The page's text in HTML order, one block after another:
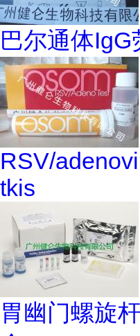
巴尔通体IgG
RSV/
tkis
胃幽门螺旋